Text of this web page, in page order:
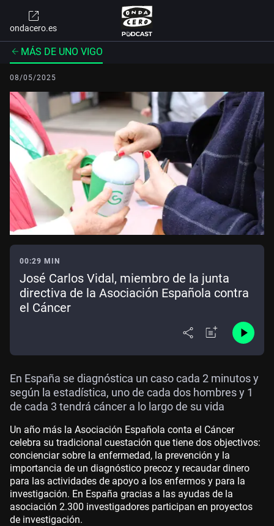
ondacero.es
MÁS DE UNO VIGO
08/05/2025
00:29 MIN
José Carlos Vidal, miembro de la junta
directiva de la Asociación Española contra
el Cáncer
En España se diagnóstica un caso cada 2 minutosy
según la estadística, uno de cada dos hombres y 1
de cada 3 tendrá cáncer a lo largo de su vida
Un año más la Asociación Española conta el Cáncer
celebra su tradicional cuestación que tiene dos objectivos:
concienciar sobre la enfermedad, la prevención y la
importancia de un diagnóstico precoz y recaudar dinero
para las actividades de apoyo a los enfermos y para la
investigación. En España gracias a las ayudas de la
asociación 2.300 investigadores participan en proyectos
de investigación.